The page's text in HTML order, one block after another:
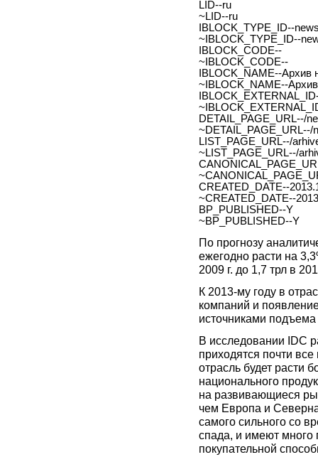
LID--ru
~LID--ru
IBLOCK_TYPE_ID--
~IBLOCK_TYPE_ID--
IBLOCK_CODE--
~IBLOCK_CODE--
IBLOCK_NAME--Архив
~IBLOCK_NAME--
DETAIL_PAGE_URL--/
~DETAIL_PAGE_URL--/
LIST_PAGE_URL--/
~LIST_PAGE_URL--/
CREATED_DATE--
~CREATED_DATE--
BP_PUBLISHED--Y
~BP_PUBLISHED--Y
По прогнозу
ежегодно расти на
2009 г. до 1,7 трл в
К 2013-му году в
компаний и
источниками
В исследовании IDC
приходятся почти
отрасль будет расти
национального
на развивающиеся
чем Европа и
самого сильного со
спада, и имеют
покупательной